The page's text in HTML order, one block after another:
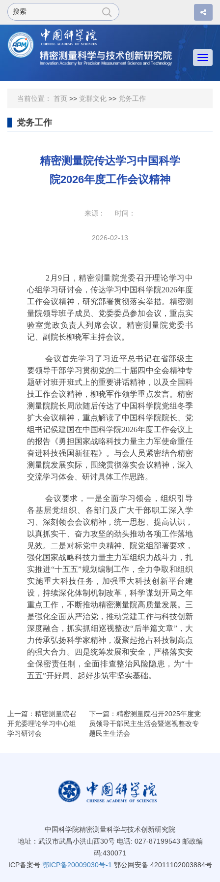
当前位置： 首页 >> 党群文化 >> 党务工作
党务工作
精密测量院传达学习中国科学
院2026年度工作会议精神
来源： 时间：
2026-02-13
2月9日，精密测量院党委召开理论学习中
心组学习研讨会，传达学习中国科学院2026年度
工作会议精神，研究部署贯彻落实举措。精密测
量院领导班子成员、党委委员参加会议，重点实
验室党政负责人列席会议。精密测量院党委书
记、副院长柳晓军主持会议。
会议首先学习了习近平总书记在省部级主
要领导干部学习贯彻党的二十届四中全会精神专
题研讨班开班式上的重要讲话精神，以及全国科
技工作会议精神，柳晓军作领学重点发言。精密
测量院院长周欣随后传达了中国科学院党组冬季
扩大会议精神，重点解读了中国科学院院长、党
组书记侯建国在中国科学院2026年度工作会议上
的报告《勇担国家战略科技力量主力军使命重任
奋进科技强国新征程》。与会人员紧密结合精密
测量院发展实际，围绕贯彻落实会议精神，深入
交流学习体会、研讨具体工作思路。
会议要求，一是全面学习领会，组织引导
各基层党组织、各部门及广大干部职工深入学
习、深刻领会会议精神，统一思想、提高认识，
以真抓实干、奋力攻坚的劲头推动各项工作落地
见效。二是对标党中央精神、院党组部署要求，
强化国家战略科技力量主力军组织力战斗力，扎
实推进“十五五”规划编制工作，全力争取和组织
实施重大科技任务，加强重大科技创新平台建
设，持续深化体制机制改革，科学谋划开局之年
重点工作，不断推动精密测量院高质量发展。三
是强化全面从严治党，推动党建工作与科技创新
深度融合，抓实抓细巡视整改“后半篇文章”，大
力传承弘扬科学家精神，凝聚起抢占科技制高点
的强大合力。四是统筹发展和安全，严格落实安
全保密责任制，全面排查整治风险隐患，为“十
五五”开好局、起好步筑牢坚实基础。
上一篇：精密测量院召
开党委理论学习中心组
学习研讨会
下一篇：精密测量院召开2025年度党
员领导干部民主生活会暨巡视整改专
题民主生活会
中国科学院精密测量科学与技术创新研究院
地址：武汉市武昌小洪山西30号 电话: 027-87199543 邮政编
码:430071
ICP备案号:鄂ICP备20009030号-1 鄂公网安备 42011102003884号